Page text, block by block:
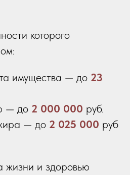
которого
имущества — до 23
— до 2 000 000 руб.
— до 2 025 000 руб
жизни и здоровью